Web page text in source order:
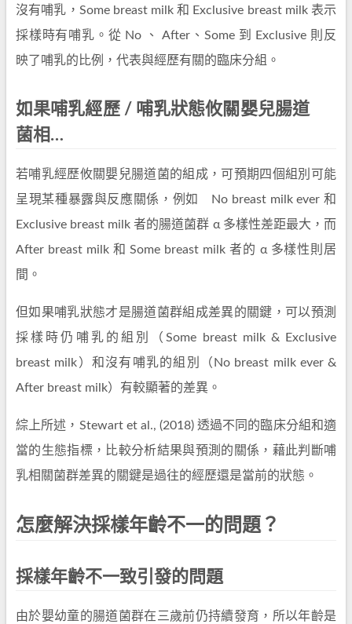
沒有哺乳，Some breast milk 和 Exclusive breast milk 表示
採樣時有哺乳。從 No 、 After、Some 到 Exclusive 則反
映了哺乳的比例，代表與經歷有關的臨床分組。
如果哺乳經歷 / 哺乳狀態攸關嬰兒腸道
菌相…
若哺乳經歷攸關嬰兒腸道菌的組成，可預期四個組別可能
呈現某種暴露與反應關係，例如 No breast milk ever 和
Exclusive breast milk 者的腸道菌群 α 多樣性差距最大，而
After breast milk 和 Some breast milk 者的 α 多樣性則居
間。
但如果哺乳狀態才是腸道菌群組成差異的關鍵，可以預測
採樣時仍哺乳的組別（Some breast milk & Exclusive
breast milk）和沒有哺乳的組別（No breast milk ever &
After breast milk）有較顯著的差異。
綜上所述，Stewart et al., (2018) 透過不同的臨床分組和適
當的生態指標，比較分析結果與預測的關係，藉此判斷哺
乳相關菌群差異的關鍵是過往的經歷還是當前的狀態。
怎麼解決採樣年齡不一的問題？
採樣年齡不一致引發的問題
由於嬰幼童的腸道菌群在三歲前仍持續發育，所以年齡是